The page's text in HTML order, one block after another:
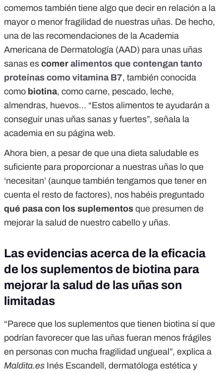
comemos también tiene algo que decir en relación a la
mayor o menor fragilidad de nuestras uñas. De hecho,
una de las recomendaciones de la Academia
Americana de Dermatología (AAD) para unas uñas
sanas es comer alimentos que contengan tanto
proteínas como vitamina B7, también conocida
como biotina, como carne, pescado, leche,
almendras, huevos… “Estos alimentos te ayudarán a
conseguir unas uñas sanas y fuertes”, señala la
academia en su página web.
Ahora bien, a pesar de que una dieta saludable es
suficiente para proporcionar a nuestras uñas lo que
‘necesitan’ (aunque también tengamos que tener en
cuenta el resto de factores), nos habéis preguntado
qué pasa con los suplementos que presumen de
mejorar la salud de nuestro cabello y uñas.
Las evidencias acerca de la eficacia
de los suplementos de biotina para
mejorar la salud de las uñas son
limitadas
“Parece que los suplementos que tienen biotina sí que
podrían favorecer que las uñas fueran menos frágiles
en personas con mucha fragilidad ungueal”, explica a
Maldita.es Inés Escandell, dermatóloga estética y